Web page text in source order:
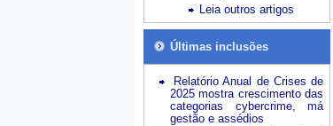
Leia outros artigos
Últimas inclusões
Relatório Anual de Crises de
2025 mostra crescimento das
categorias cybercrime, má
gestão e assédios